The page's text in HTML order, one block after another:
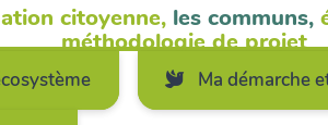
Ma démarche
citoyenne, les communs,
méthodologie de projet